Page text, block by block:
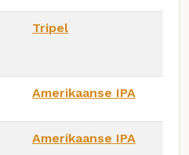
Tripel
Amerikaanse IPA
Amerikaanse IPA